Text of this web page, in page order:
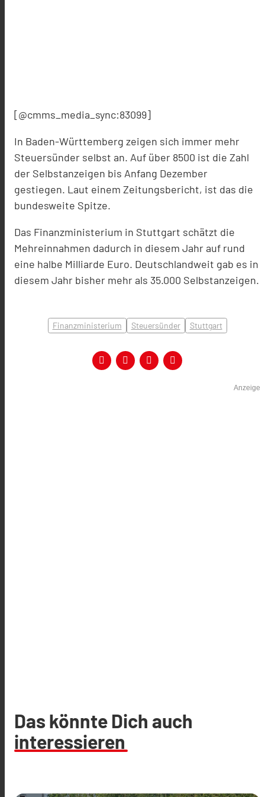
[@cmms_media_sync:83099]
In Baden-Württemberg zeigen sich immer mehr
Steuersünder selbst an. Auf über 8500 ist die Zahl
der Selbstanzeigen bis Anfang Dezember
gestiegen. Laut einem Zeitungsbericht, ist das die
bundesweite Spitze.
Das Finanzministerium in Stuttgart schätzt die
Mehreinnahmen dadurch in diesem Jahr auf rund
eine halbe Milliarde Euro. Deutschlandweit gab es in
diesem Jahr bisher mehr als 35.000 Selbstanzeigen.
Finanzministerium Steuersünder Stuttgart
Anzeige
Das könnte Dich auch
interessieren